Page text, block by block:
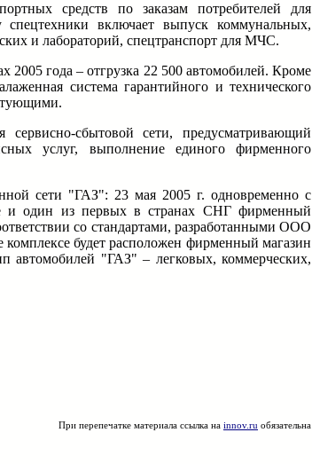
средств по заказам потребителей для
спецтехники включает выпуск коммунальных,
и лабораторий, спецтранспорт для МЧС.
года – отгрузка 22 500 автомобилей. Кроме
система гарантийного и технического
сбытовой сети, предусматривающий
услуг, выполнение единого фирменного
сети "ГАЗ": 23 мая 2005 г. одновременно с
и один из первых в странах СНГ фирменный
со стандартами, разработанными ООО
будет расположен фирменный магазин
автомобилей "ГАЗ" – легковых, коммерческих,
При перепечатке материала ссылка на innov.ru обязательна